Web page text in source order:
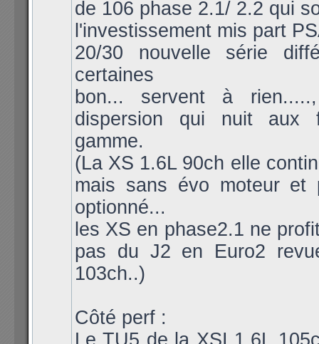
de 106 phase 2.1/ 2.2 qui
l'investissement mis part
20/30 nouvelle série
certaines
bon... servent à
dispersion qui nuit aux
gamme.
(La XS 1.6L 90ch elle
mais sans évo moteur et
optionné...
les XS en phase2.1 ne
pas du J2 en Euro2
103ch..)
Côté perf :
Le TU5 de la XSI 1.6L